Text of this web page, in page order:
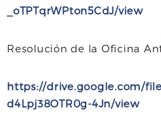
_oTPTqrWPton5CdJ/view
Resolución de la Oficina
https://drive.google.com/
d4Lpj38OTR0g-4Jn/view